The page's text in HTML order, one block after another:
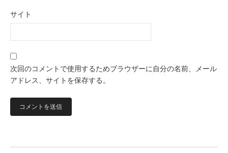
サイト
次回のコメントで使用するためブラウザーに自分の名前、メール
アドレス、サイトを保存する。